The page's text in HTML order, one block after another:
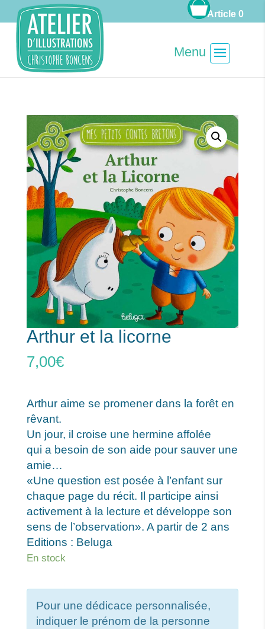
Article 0
Arthur et la licorne
7,00€
Arthur aime se promener dans la forêt en
rêvant.
Un jour, il croise une hermine affolée
qui a besoin de son aide pour sauver une
amie…
«Une question est posée à l’enfant sur
chaque page du récit. Il participe ainsi
activement à la lecture et développe son
sens de l’observation». A partir de 2 ans
Editions : Beluga
En stock
Pour une dédicace personnalisée,
indiquer le prénom de la personne